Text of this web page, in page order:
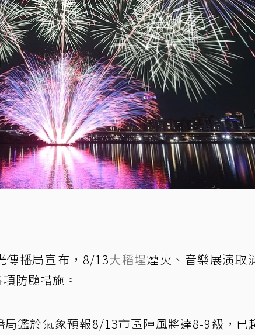
傳播局宣布，8/13大稻埕煙火、音樂展演取
防颱措施。
局鑑於氣象預報8/13市區陣風將達8-9級，已